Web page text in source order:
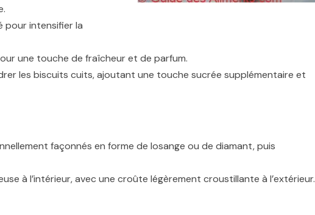
pour intensifier la
une touche de fraîcheur et de parfum.
les biscuits cuits, ajoutant une touche sucrée supplémentaire et
façonnés en forme de losange ou de diamant, puis
à l’intérieur, avec une croûte légèrement croustillante à l’extérieur.